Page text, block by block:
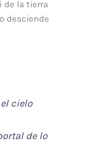
de la tierra
desciende
cielo
de lo